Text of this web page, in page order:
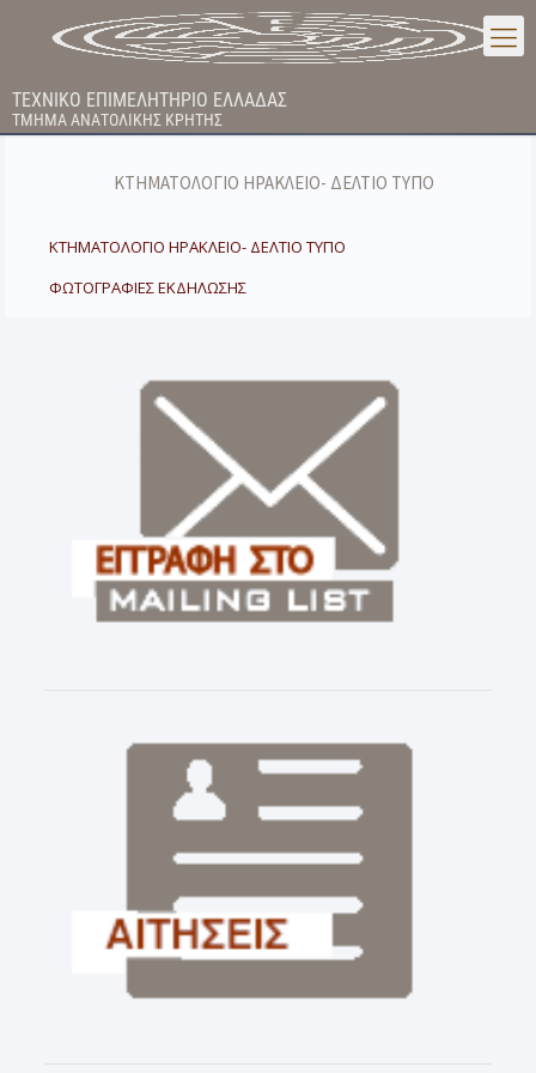
ΤΕΧΝΙΚΟ ΕΠΙΜΕΛΗΤΗΡΙΟ ΕΛΛΑΔΑΣ
ΤΜΗΜΑ ΑΝΑΤΟΛΙΚΗΣ ΚΡΗΤΗΣ
ΚΤΗΜΑΤΟΛΟΓΙΟ ΗΡΑΚΛΕΙΟ- ΔΕΛΤΙΟ ΤΥΠΟ
ΚΤΗΜΑΤΟΛΟΓΙΟ ΗΡΑΚΛΕΙΟ- ΔΕΛΤΙΟ ΤΥΠΟ
ΦΩΤΟΓΡΑΦΙΕΣ ΕΚΔΗΛΩΣΗΣ